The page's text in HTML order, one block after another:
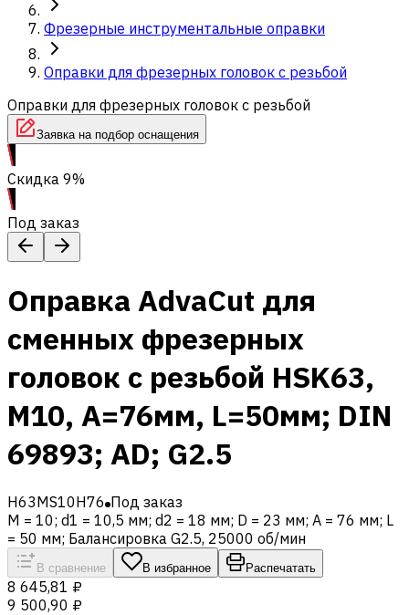
Фрезерные инструментальные оправки
Оправки для фрезерных головок с резьбой
Оправки для фрезерных головок с резьбой
Заявка на подбор оснащения
Скидка 9%
Под заказ
Оправка AdvaCut для
сменных фрезерных
головок с резьбой HSK63,
M10, A=76мм, L=50мм; DIN
69893; AD; G2.5
H63MS10H76 Под заказ
M = 10; d1 = 10,5 мм; d2 = 18 мм; D = 23 мм; A = 76 мм; L
= 50 мм; Балансировка G2.5, 25000 об/мин
В сравнение В избранное Распечатать
8 645,81 ₽
9 500,90 ₽